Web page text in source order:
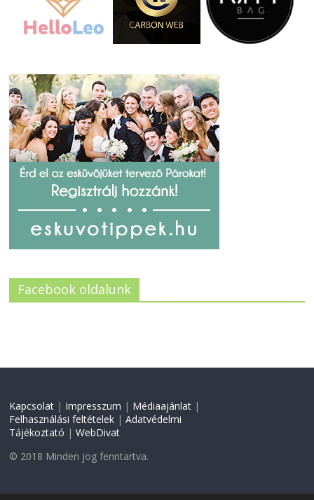
Facebook oldalunk
Kapcsolat | Impresszum | Médiaajánlat |
Felhasználási feltételek |Adatvédelmi
Tájékoztató |WebDivat
© 2018 Minden jog fenntartva.